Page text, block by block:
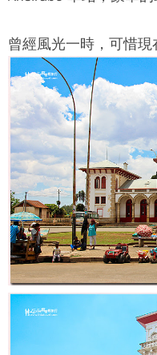
曾經風光一時，可惜現